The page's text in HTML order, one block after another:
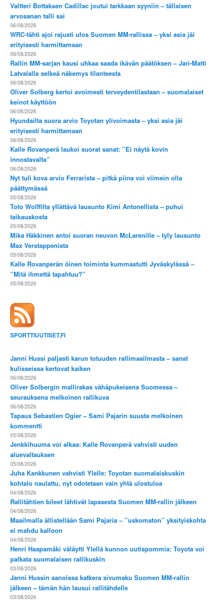
Valtteri Bottaksen Cadillac joutui tarkkaan syyniin – tällaisen
arvosanan talli sai
06/08/2026
WRC-tähti ajoi rajusti ulos Suomen MM-rallissa – yksi asia jäi
erityisesti harmittamaan
06/08/2026
Rallin MM-sarjan kausi uhkaa saada ikävän päätöksen – Jari-Matti
Latvalalla selkeä näkemys tilanteesta
06/08/2026
Oliver Solberg kertoi avoimesti terveydentilastaan – suomalaiset
keinot käyttöön
06/08/2026
Hyundailta suora arvio Toyotan ylivoimasta – yksi asia jäi
erityisesti harmittamaan
06/08/2026
Kalle Rovanperä laukoi suorat sanat: ”Ei näytä kovin
innostavalta”
06/08/2026
Nyt tuli kova arvio Ferrarista – pitkä piina voi viimein olla
päättymässä
05/08/2026
Toto Wolffilta yllättävä lausunto Kimi Antonellista – puhui
taikauskosta
05/08/2026
Mika Häkkinen antoi suoran neuvon McLarenille – tyly lausunto
Max Verstappenista
05/08/2026
Kalle Rovanperän öinen toiminta kummastutti Jyväskylässä –
”Mitä ihmettä tapahtuu?”
05/08/2026
SPORTTIUUTISET.FI
Janni Hussi paljasti karun totuuden rallimaailmasta – sanat
kulisseissa kertovat kaiken
06/08/2026
Oliver Solbergin mallirakas vähäpukeisena Suomessa –
seurauksena melkoinen rallikuva
06/08/2026
Tapaus Sebastien Ogier – Sami Pajarin suusta melkoinen
kommentti
05/08/2026
Jenkkihuuma voi alkaa: Kalle Rovanperä vahvisti uuden
aluevaltauksen
05/08/2026
Juha Kankkunen vahvisti Ylelle: Toyotan suomalaiskuskin
kohtalo naulattu, nyt odotetaan vain yhtä ulostuloa
04/08/2026
Rallitähtien bileet lähtivät lapasesta Suomen MM-rallin jälkeen
04/08/2026
Maailmalla ällistellään Sami Pajaria – ”uskomaton” yksityiskohta
ei mahdu kalloon
04/08/2026
Henri Haapamäki väläytti Ylellä kunnon uutispommia: Toyota voi
palkata suomalaisen rallikuskin
03/08/2026
Janni Hussin sanoissa katkera sivumaku Suomen MM-rallin
jälkeen – tämän hän lausui rallitähdelle
03/08/2026